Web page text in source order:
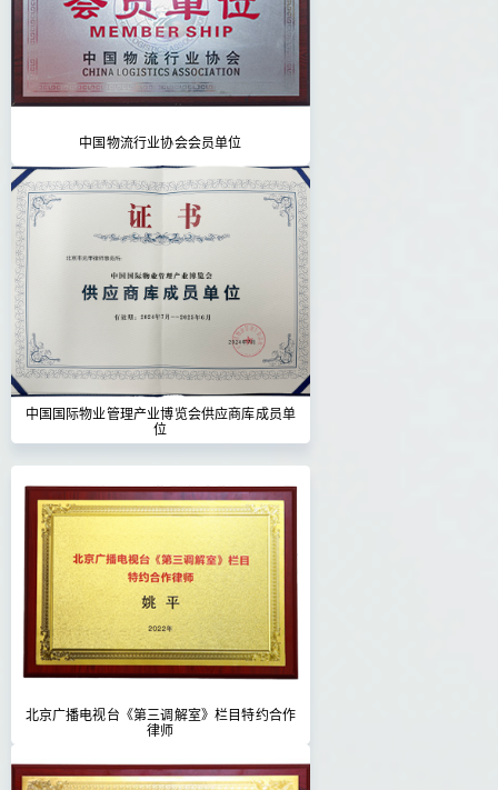
中国物流行业协会会员单位
中国国际物业管理产业博览会供应商库成员单
位
北京广播电视台《第三调解室》栏目特约合作
律师